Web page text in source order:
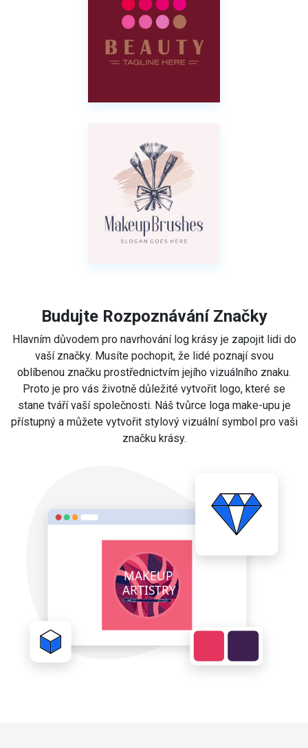
Budujte Rozpoznávání Značky
Hlavním důvodem pro navrhování log krásy je zapojit lidi do
vaší značky. Musíte pochopit, že lidé poznají svou
oblíbenou značku prostřednictvím jejího vizuálního znaku.
Proto je pro vás životně důležité vytvořit logo, které se
stane tváří vaší společnosti. Náš tvůrce loga make-upu je
přístupný a můžete vytvořit stylový vizuální symbol pro vaši
značku krásy.